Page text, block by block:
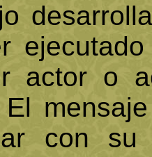
actor o
El
con